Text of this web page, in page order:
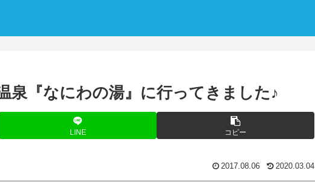
泉『なにわの湯』に行ってきました♪
LINE コピー
2017.08.06 2020.03.04